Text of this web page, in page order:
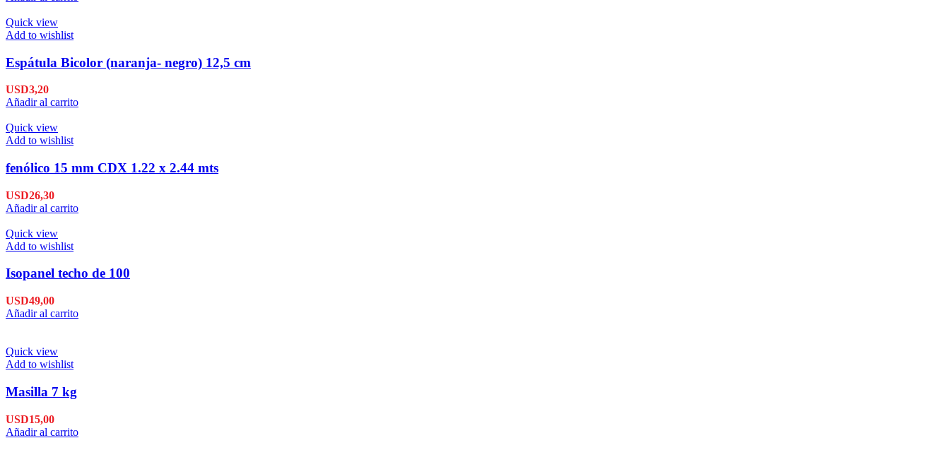
Quick view
Add to wishlist
Espátula Bicolor (naranja- negro) 12,5 cm
USD3,20
Añadir al carrito
Quick view
Add to wishlist
fenólico 15 mm CDX 1.22 x 2.44 mts
USD26,30
Añadir al carrito
Quick view
Add to wishlist
Isopanel techo de 100
USD49,00
Añadir al carrito
Quick view
Add to wishlist
Masilla 7 kg
USD15,00
Añadir al carrito